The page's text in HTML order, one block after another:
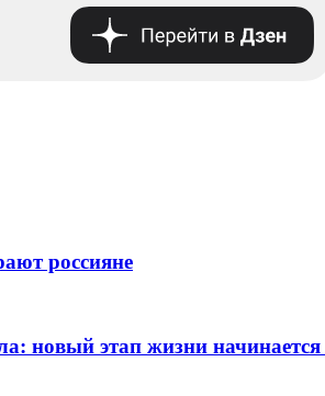
россияне
новый этап жизни начинается